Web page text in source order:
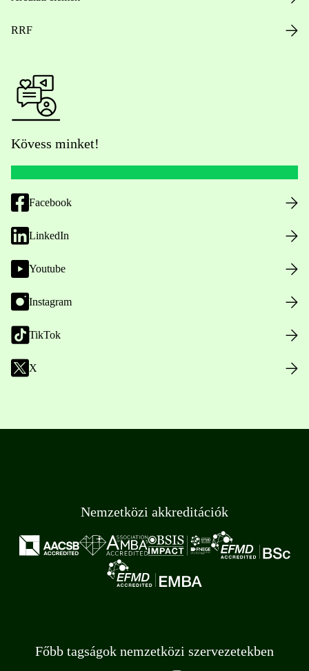
RRF
Kövess minket!
Facebook
LinkedIn
Youtube
Instagram
TikTok
X
Nemzetközi akkreditációk
Főbb tagságok nemzetközi szervezetekben